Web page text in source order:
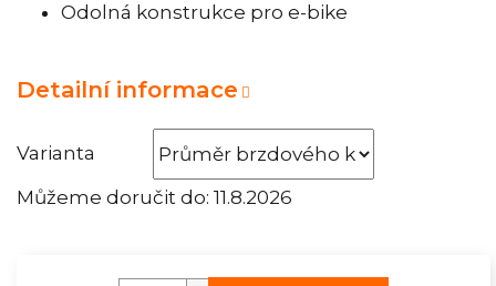
Varianta
Můžeme doručit do: 11.8.2026
Odolná konstrukce pro e-bike
Detailní informace